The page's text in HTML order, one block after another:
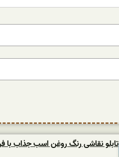
تابلو نقاشی رنگ روغن اسب جذاب با